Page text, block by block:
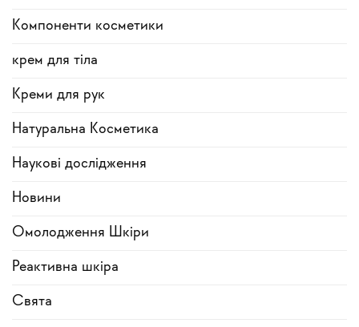
Компоненти косметики
крем для тіла
Креми для рук
Натуральна Косметика
Наукові дослідження
Новини
Омолодження Шкіри
Реактивна шкіра
Свята